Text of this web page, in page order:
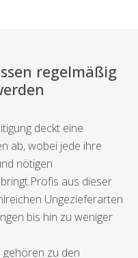
regelmäßig
deckt eine
ab, wobei jede ihre
nötigen
aus dieser
Ungezieferarten
bis hin zu weniger
zu den